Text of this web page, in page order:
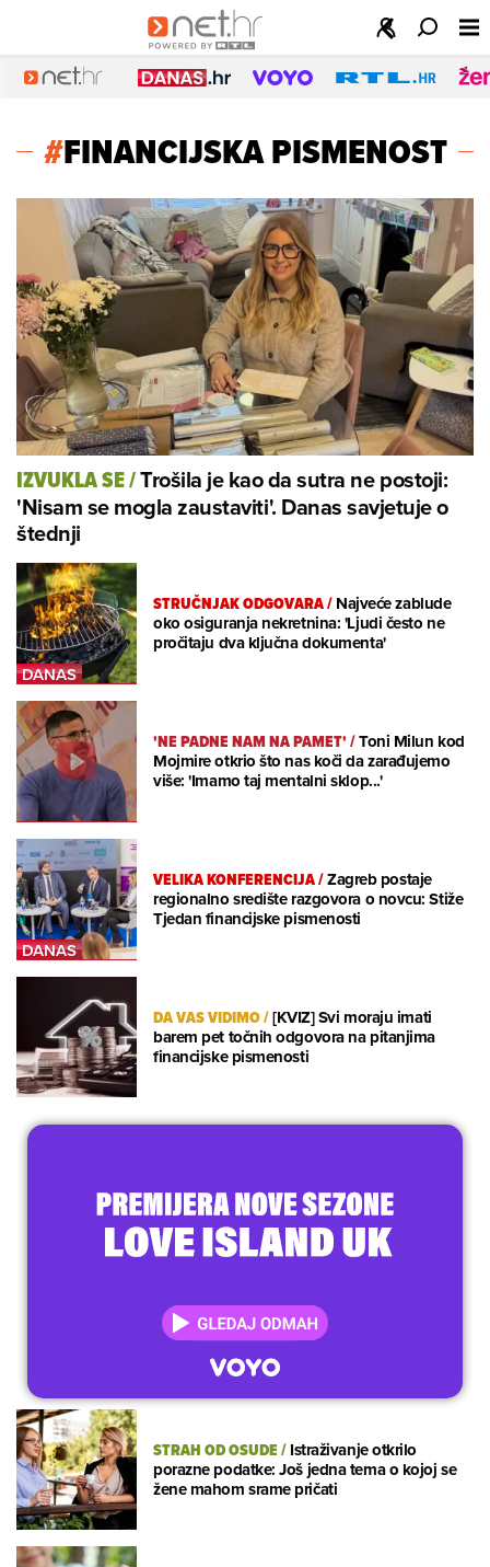
#FINANCIJSKA PISMENOST
IZVUKLA SE/Trošila je kao da sutra ne postoji:
'Nisam se mogla zaustaviti'. Danas savjetuje o
štednji
STRUČNJAK ODGOVARA/Najveće zablude
oko osiguranja nekretnina: 'Ljudi često ne
pročitaju dva ključna dokumenta'
'NE PADNE NAM NA PAMET'/Toni Milun kod
Mojmire otkrio što nas koči da zarađujemo
više: 'Imamo taj mentalni sklop...'
VELIKA KONFERENCIJA/Zagreb postaje
regionalno središte razgovora o novcu: Stiže
Tjedan financijske pismenosti
DA VAS VIDIMO/[KVIZ] Svi moraju imati
barem pet točnih odgovora na pitanjima
financijske pismenosti
STRAH OD OSUDE/Istraživanje otkrilo
porazne podatke: Još jedna tema o kojoj se
žene mahom srame pričati